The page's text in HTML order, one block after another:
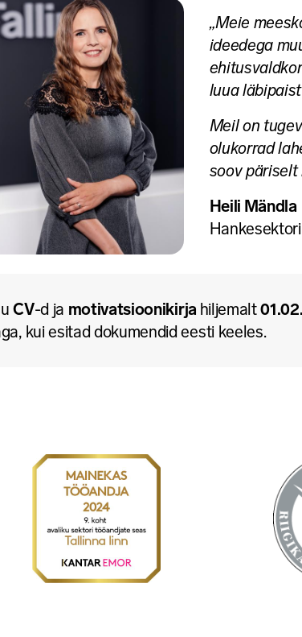
„Meie
ideedega
luua
Meil on
olukorrad
soov päriselt
Heili Mändla
CV-d ja motivatsioonikirja hiljemalt
kui esitad dokumendid eesti keeles.